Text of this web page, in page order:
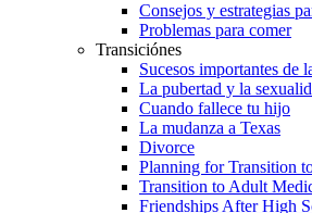
Consejos y estrategias
Problemas para comer
Transiciónes
Sucesos importantes de
La pubertad y la
Cuando fallece tu hijo
La mudanza a Texas
Divorce
Planning for Transition
Transition to Adult
Friendships After High